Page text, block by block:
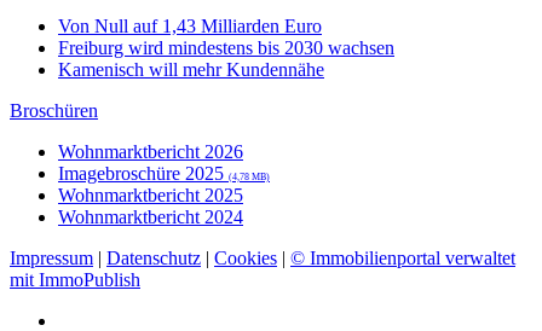
Von Null auf 1,43 Milliarden Euro
Freiburg wird mindestens bis 2030 wachsen
Kamenisch will mehr Kundennähe
Broschüren
Wohnmarktbericht 2026
Imagebroschüre 2025 (4,78 MB)
Wohnmarktbericht 2025
Wohnmarktbericht 2024
Impressum | Datenschutz | Cookies | © Immobilienportal verwaltet
mit ImmoPublish